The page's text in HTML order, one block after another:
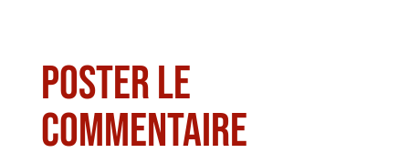
Poster le
commentaire